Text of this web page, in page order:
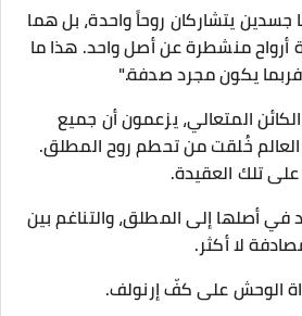
جسدين يتشاركان روحاً واحدة، بل هما
أرواح منشطرة عن أصل واحد. هذا ما
يكون مجرد صدفة."
المتعالي، يزعمون أن جميع
العالم خُلقت من تحطم روح المطلق.
على تلك العقيدة.
في أصلها إلى المطلق، والتناغم بين
لا أكثر.
الوحش على كفّ إرنولف.